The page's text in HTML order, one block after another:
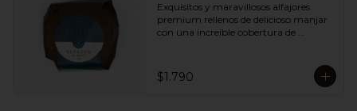
Exquisitos y maravillosos alfajores
premium rellenos de delicioso manjar
con una increíble cobertura de
queremos.
$1.790